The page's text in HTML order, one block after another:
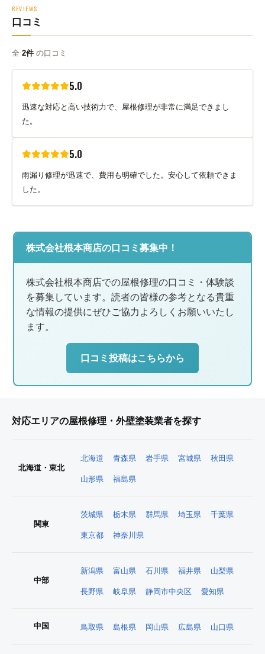
REVIEWS
口コミ
全 2件 の口コミ
5.0
迅速な対応と高い技術力で、屋根修理が非常に満足できまし
た。
5.0
雨漏り修理が迅速で、費用も明確でした。安心して依頼できま
した。
株式会社根本商店の口コミ募集中！
株式会社根本商店での屋根修理の口コミ・体験談
を募集しています。読者の皆様の参考となる貴重
な情報の提供にぜひご協力よろしくお願いいたし
ます。
口コミ投稿はこちらから
対応エリアの屋根修理・外壁塗装業者を探す
北海道・東北
北海道 青森県 岩手県 宮城県 秋田県
山形県 福島県
関東
茨城県 栃木県 群馬県 埼玉県 千葉県
東京都 神奈川県
中部
新潟県 富山県 石川県 福井県 山梨県
長野県 岐阜県 静岡市中央区 愛知県
中国 鳥取県 島根県 岡山県 広島県 山口県